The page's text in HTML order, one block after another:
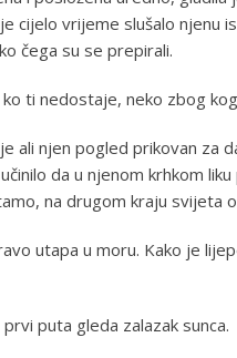
cijelo vrijeme slušalo njenu
čega su se prepirali.
ti nedostaje, neko zbog
ali njen pogled prikovan za
da u njenom krhkom
na drugom kraju svijeta
utapa u moru. Kako je
puta gleda zalazak sunca.